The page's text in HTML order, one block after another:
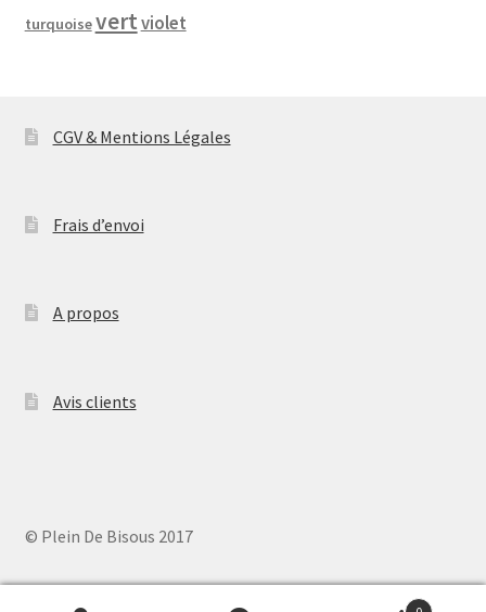
turquoisevertviolet
CGV & Mentions Légales
Frais d’envoi
A propos
Avis clients
© Plein De Bisous 2017